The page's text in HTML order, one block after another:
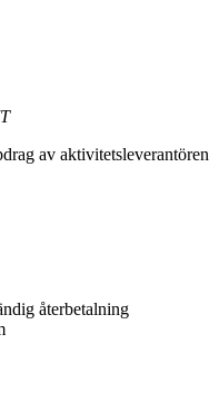
av aktivitetsleverantören
återbetalning